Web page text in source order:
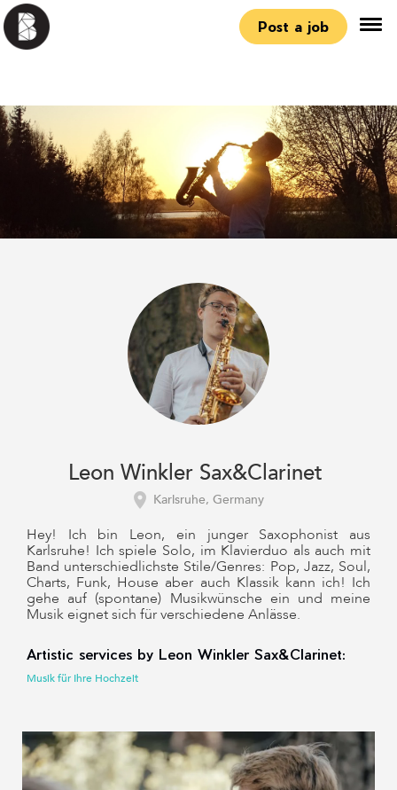
Post a job
Leon Winkler Sax&Clarinet
Karlsruhe, Germany
Hey! Ich bin Leon, ein junger Saxophonist aus
Karlsruhe! Ich spiele Solo, im Klavierduo als auch mit
Band unterschiedlichste Stile/Genres: Pop, Jazz, Soul,
Charts, Funk, House aber auch Klassik kann ich! Ich
gehe auf (spontane) Musikwünsche ein und meine
Musik eignet sich für verschiedene Anlässe.
Artistic services by Leon Winkler Sax&Clarinet:
Musik für Ihre Hochzeit